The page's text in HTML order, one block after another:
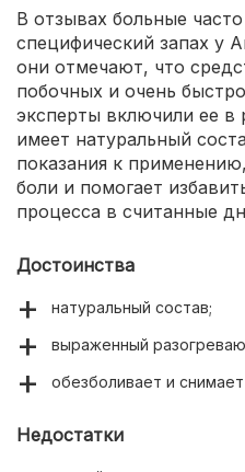
В отзывах больные
специфический запах у
они отмечают, что
побочных и очень
эксперты включили ее в
имеет натуральный
показания к
боли и помогает
процесса в считанные
Достоинства
натуральный состав;
выраженный
обезболивает и
Недостатки